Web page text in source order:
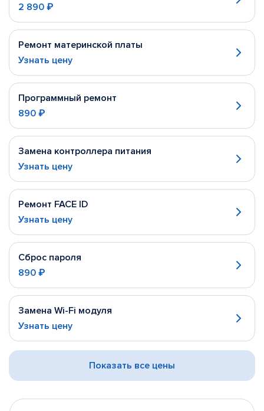
2 890 ₽
Ремонт материнской платы
Узнать цену
Программный ремонт
890 ₽
Замена контроллера питания
Узнать цену
Ремонт FACE ID
Узнать цену
Сброс пароля
890 ₽
Замена Wi-Fi модуля
Узнать цену
Показать все цены